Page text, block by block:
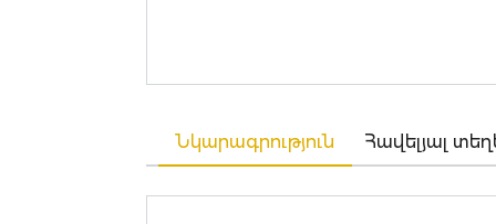
Նկարագրություն Հավելյալ